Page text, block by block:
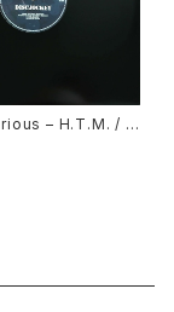
– H.T.M. / B
"Disco" ~私もD
いって~ Reques